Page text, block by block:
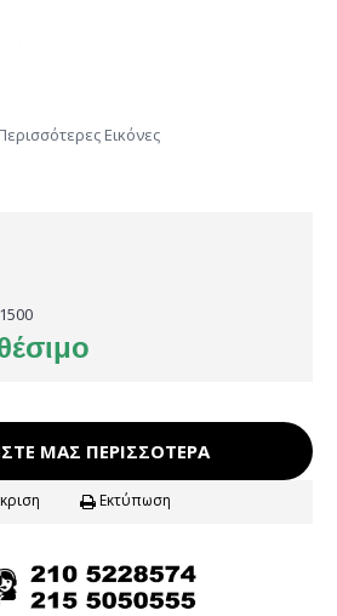
Εικόνες
ΜΑΣ ΠΕΡΙΣΣΌΤΕΡΑ
Εκτύπωση